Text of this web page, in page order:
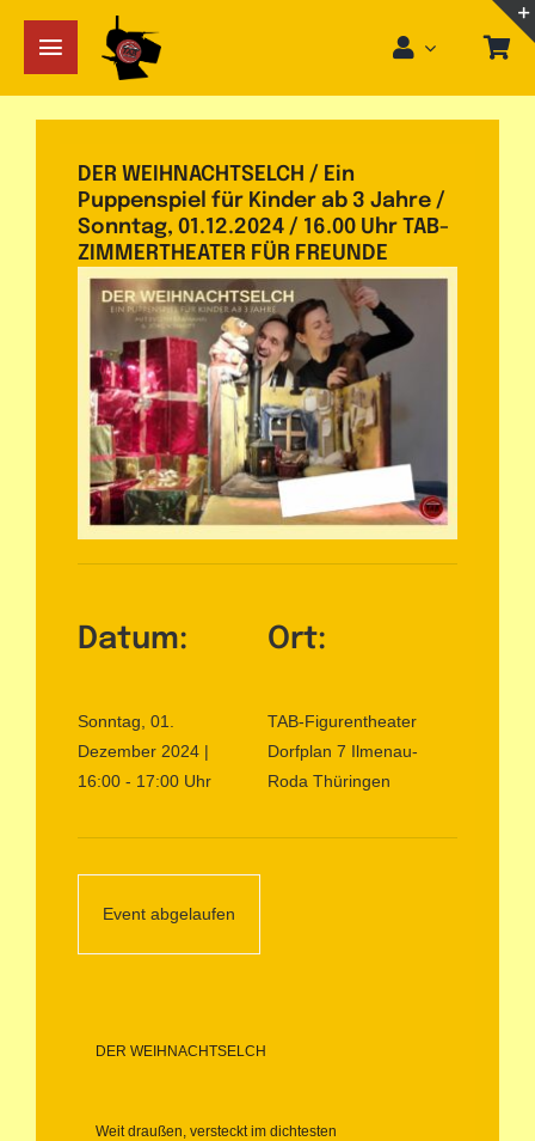
Zum
InhaltToggle
Navigation
Startseite
Spielplan
Videos
Re­per­toire
Über TAB
Gästebuch
DER WEIHNACHTSELCH
Weit draußen, versteckt im dichtesten
DER WEIHNACHTSELCH / Ein
Puppenspiel für Kinder ab 3 Jahre /
Sonntag, 01.12.2024 / 16.00 Uhr TAB-
ZIMMERTHEATER FÜR FREUNDE
Datum:
Sonntag, 01.
Dezember 2024 |
16:00 - 17:00 Uhr
Ort:
TAB-Figurentheater
Dorfplan 7 Ilmenau-
Roda Thüringen
Event abgelaufen